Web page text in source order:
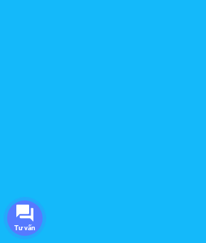
Tư vấn